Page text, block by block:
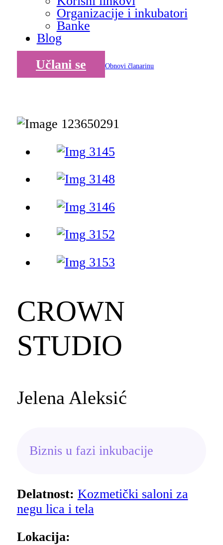
Organizacije i inkubatori
Banke
Blog
Učlani se
Obnovi članarinu
CROWN
STUDIO
Jelena Aleksić
Biznis u fazi inkubacije
Delatnost: Kozmetički saloni za
negu lica i tela
Lokacija: